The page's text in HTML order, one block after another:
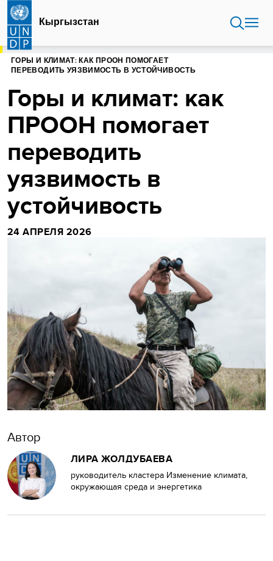
Перейти
основному
содержанию
Кыргызстан
ГЛАВНАЯ
ГОРЫ И КЛИМАТ: КАК ПРООН ПОМОГАЕТ
ПЕРЕВОДИТЬ УЯЗВИМОСТЬ В УСТОЙЧИВОСТЬ
Горы и климат: как
ПРООН помогает
переводить
уязвимость в
устойчивость
24 АПРЕЛЯ 2026
Автор
ЛИРА ЖОЛДУБАЕВА
руководитель кластера Изменение климата,
окружающая среда и энергетика